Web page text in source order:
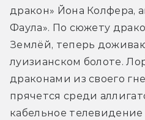
дракон» Йона Колфера,
Фаула». По сюжету
Землёй, теперь
луизианском болоте.
драконами из своего
прячется среди
кабельное